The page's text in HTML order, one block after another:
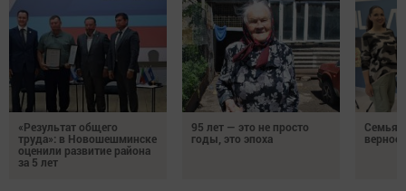
«Результат общего
труда»: в Новошешминске
оценили развитие района
за 5 лет
95 лет — это не просто
годы, это эпоха
Семья